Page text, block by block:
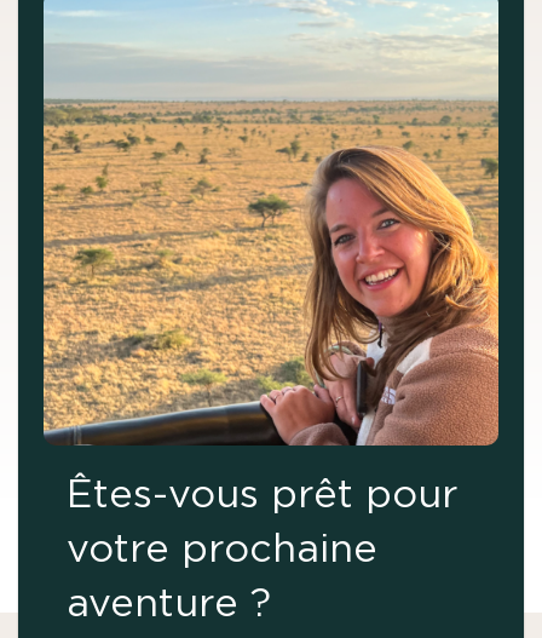
Êtes-vous prêt pour
votre prochaine
aventure ?